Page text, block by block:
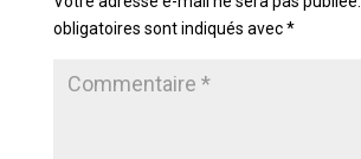
obligatoires sont indiqués avec*